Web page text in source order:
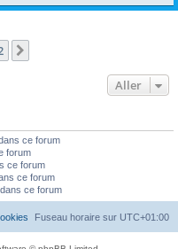
Aller
ce forum
forum
ce forum
ce forum
ce forum
Fuseau horaire sur UTC+01:00